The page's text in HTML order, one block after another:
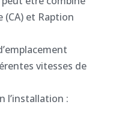
(CA) et Raption
vitesses de
l’installation :